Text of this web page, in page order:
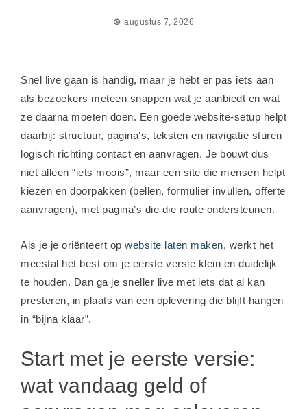
augustus 7, 2026
Snel live gaan is handig, maar je hebt er pas iets aan
als bezoekers meteen snappen wat je aanbiedt en wat
ze daarna moeten doen. Een goede website-setup helpt
daarbij: structuur, pagina’s, teksten en navigatie sturen
logisch richting contact en aanvragen. Je bouwt dus
niet alleen “iets moois”, maar een site die mensen helpt
kiezen en doorpakken (bellen, formulier invullen, offerte
aanvragen), met pagina’s die die route ondersteunen.
Als je je oriënteert op website laten maken, werkt het
meestal het best om je eerste versie klein en duidelijk
te houden. Dan ga je sneller live met iets dat al kan
presteren, in plaats van een oplevering die blijft hangen
in “bijna klaar”.
Start met je eerste versie:
wat vandaag geld of